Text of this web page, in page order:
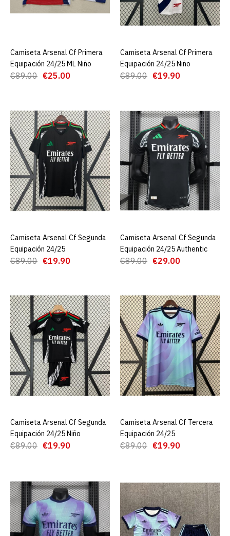
Authentic
AGREGAR AL CARRO
Camiseta Arsenal Cf
Primera Equipación 24/25
ML Niño
€89.00 €25.00
ADD TO COMPARE
ADD TO WISHLIST
Primera Equipación 24/25
Niño
€89.00 €19.90
AGREGAR AL CARRO
ADD TO COMPARE
Camiseta Arsenal Cf
Segunda Equipación 24/25
€89.00 €19.90
AGREGAR AL CARRO
ADD TO COMPARE
AGREGAR AL CARRO
Camiseta Arsenal Cf Primera
Equipación 24/25 ML Niño
€89.00 €25.00
AGREGAR AL CARRO
Camiseta Arsenal Cf Primera
Equipación 24/25 Niño
€89.00 €19.90
AGREGAR AL CARRO
Camiseta Arsenal Cf Segunda
Equipación 24/25
€89.00 €19.90
AGREGAR AL CARRO
Camiseta Arsenal Cf Segunda
Equipación 24/25 Authentic
€89.00 €29.00
AGREGAR AL CARRO
Camiseta Arsenal Cf Segunda
Equipación 24/25 Niño
€89.00 €19.90
AGREGAR AL CARRO
Camiseta Arsenal Cf Tercera
Equipación 24/25
€89.00 €19.90